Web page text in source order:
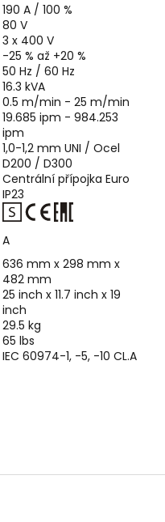
190 A / 100 %
80 V
3 x 400 V
-25 % až +20 %
50 Hz / 60 Hz
16.3 kVA
0.5 m/min - 25 m/min
19.685 ipm - 984.253
ipm
1,0-1,2 mm UNI / Ocel
D200 / D300
Centrální přípojka Euro
IP23
A
636 mm x 298 mm x
482 mm
25 inch x 11.7 inch x 19
inch
29.5 kg
65 lbs
IEC 60974-1, -5, -10 CL.A